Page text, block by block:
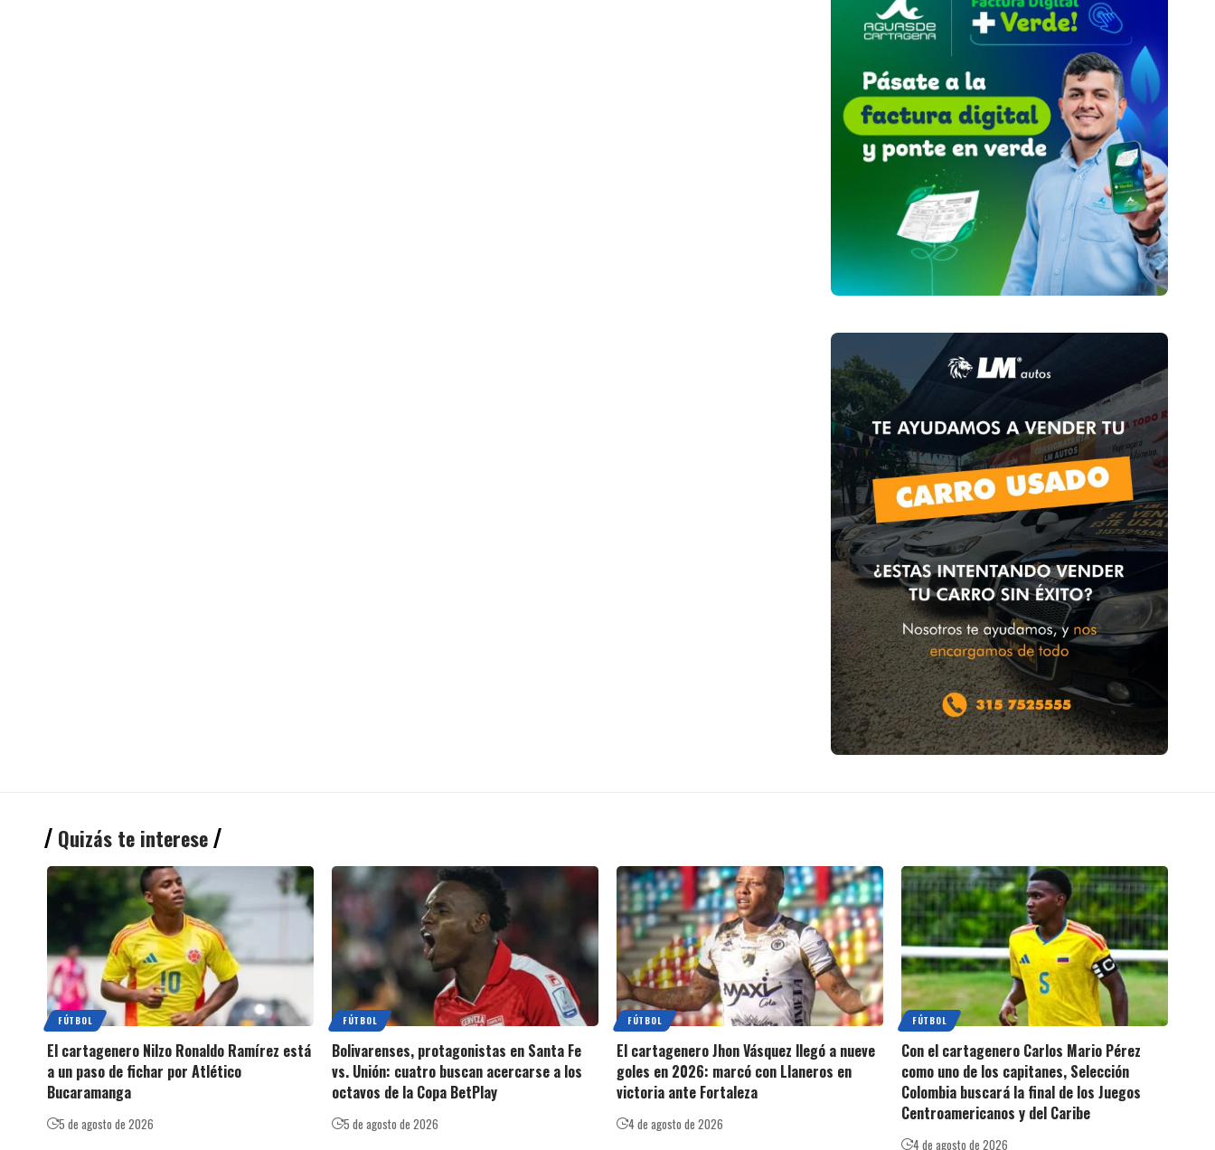
Quizás te interese
FÚTBOL
El cartagenero Nilzo Ronaldo Ramírez está
a un paso de fichar por Atlético
Bucaramanga
5 de agosto de 2026
FÚTBOL
Bolivarenses, protagonistas en Santa Fe
vs. Unión: cuatro buscan acercarse a los
octavos de la Copa BetPlay
5 de agosto de 2026
FÚTBOL
El cartagenero Jhon Vásquez llegó a nueve
goles en 2026: marcó con Llaneros en
victoria ante Fortaleza
4 de agosto de 2026
FÚTBOL
Con el cartagenero Carlos Mario Pérez
como uno de los capitanes, Selección
Colombia buscará la final de los Juegos
Centroamericanos y del Caribe
4 de agosto de 2026